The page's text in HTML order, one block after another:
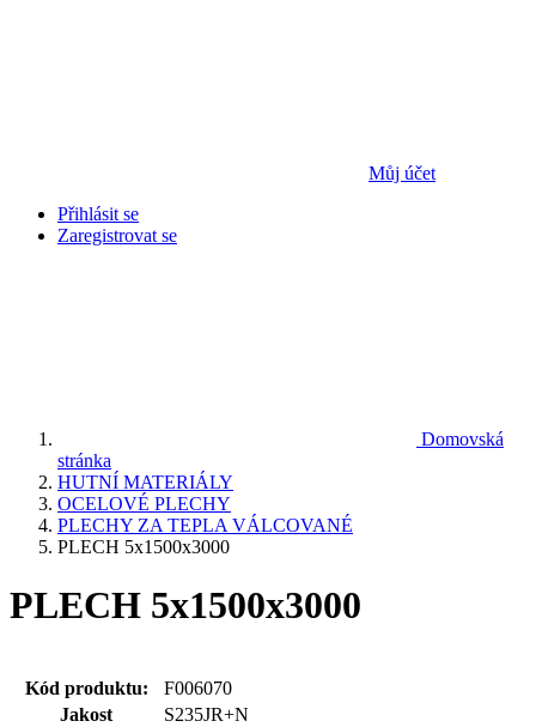
Můj účet
Přihlásit se
Zaregistrovat se
Domovská
stránka
HUTNÍ MATERIÁLY
OCELOVÉ PLECHY
PLECHY ZA TEPLA VÁLCOVANÉ
PLECH 5x1500x3000
PLECH 5x1500x3000
Kód produktu:
F006070
Jakost
S235JR+N